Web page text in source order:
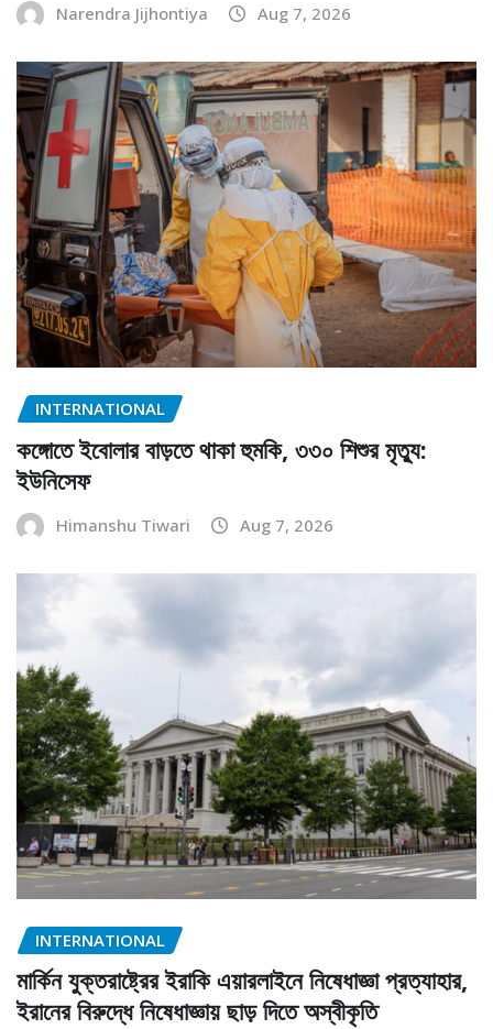
Narendra Jijhontiya Aug 7, 2026
INTERNATIONAL
কঙ্গোতে ইবোলার বাড়তে থাকা হুমকি, ৩৩০ শিশুর মৃত্যু:
ইউনিসেফ
Himanshu Tiwari Aug 7, 2026
INTERNATIONAL
মার্কিন যুক্তরাষ্ট্রের ইরাকি এয়ারলাইনে নিষেধাজ্ঞা প্রত্যাহার,
ইরানের বিরুদ্ধে নিষেধাজ্ঞায় ছাড় দিতে অস্বীকৃতি